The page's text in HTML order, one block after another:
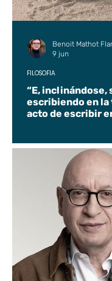
“E, inclinándose,
escribiendo en la
acto de escribir
FILOSOFÍA
Benoit Mathot
9 jun